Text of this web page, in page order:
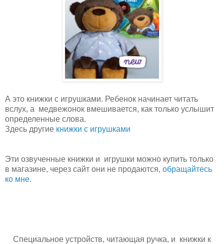
А это книжки с игрушками. Ребенок начинает читать
вслух, а медвежонок вмешивается, как только услышит
определенные слова.
Здесь другие книжки с игрушками
Эти озвученные книжки и игрушки можно купить только
в магазине, через сайт они не продаются, обращайтесь
ко мне.
Специальное устройств, читающая ручка, и книжки к